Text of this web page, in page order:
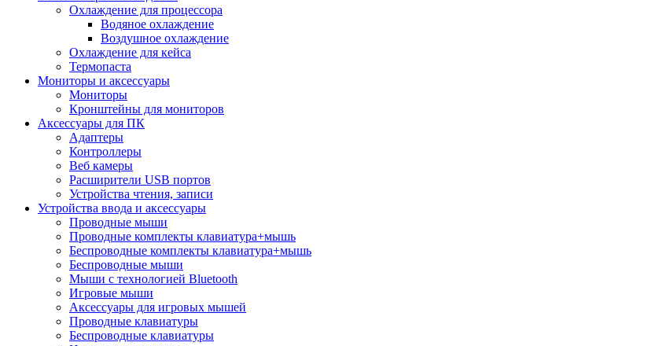
Охлаждение для процессора
Водяное охлаждение
Воздушное охлаждение
Охлаждение для кейса
Термопаста
Мониторы и аксессуары
Мониторы
Кронштейны для мониторов
Аксессуары для ПК
Адаптеры
Контроллеры
Веб камеры
Расширители USB портов
Устройства чтения, записи
Устройства ввода и аксессуары
Проводные мыши
Проводные комплекты клавиатура+мышь
Беспроводные комплекты клавиатура+мышь
Беспроводные мыши
Мыши с технологией Bluetooth
Игровые мыши
Аксессуары для игровых мышей
Проводные клавиатуры
Беспроводные клавиатуры